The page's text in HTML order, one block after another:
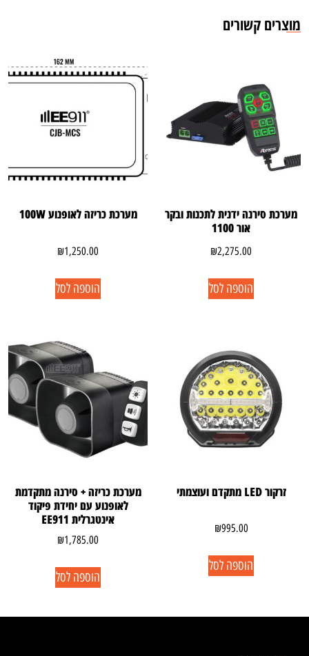
מוצרים קשורים
מערכת סירנה ידנית לתכנות ובקר
אור 1100
₪2,275.00
הוספה לסל
מערכת כריזה לאופנוע 100W
₪1,250.00
הוספה לסל
זרקור LED מתקדם ועוצמתי
₪995.00
הוספה לסל
מערכת כריזה + סירנה מתקדמת
לאופנוע עם יחידת פיקוד
אינטגרלית EE911
₪1,785.00
הוספה לסל